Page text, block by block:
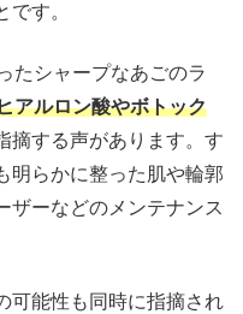
す。
たシャープなあごのラ
アルロン酸やボトック
摘する声があります。す
明らかに整った肌や輪郭
ザーなどのメンテナンス
可能性も同時に指摘され